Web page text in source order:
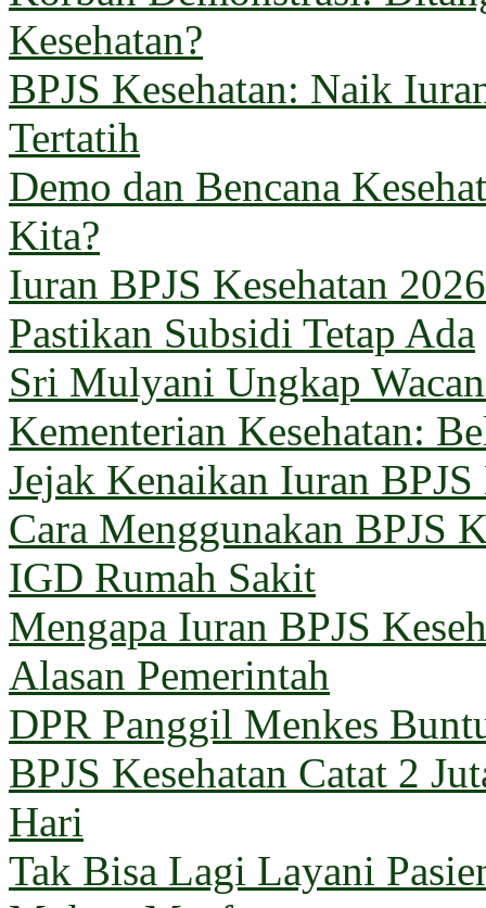
Kesehatan?
BPJS Kesehatan: Naik
Tertatih
Demo dan Bencana
Kita?
Iuran BPJS Kesehatan
Pastikan Subsidi Tetap Ada
Sri Mulyani Ungkap
Kementerian Kesehatan:
Jejak Kenaikan Iuran
Cara Menggunakan BPJS
IGD Rumah Sakit
Mengapa Iuran BPJS
Alasan Pemerintah
DPR Panggil Menkes
BPJS Kesehatan Catat 2
Hari
Tak Bisa Lagi Layani